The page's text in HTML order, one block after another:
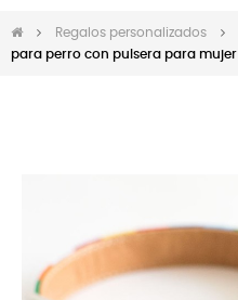
Regalos personalizados
para perro con pulsera para mujer